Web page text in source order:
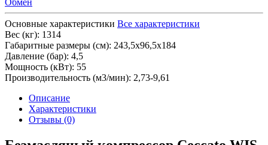
Основные характеристики Все характеристики
Вес (кг): 1314
Габаритные размеры (см): 243,5х96,5х184
Давление (бар): 4,5
Мощность (кВт): 55
Производительность (м3/мин): 2,73-9,61
Описание
Характеристики
Отзывы (0)